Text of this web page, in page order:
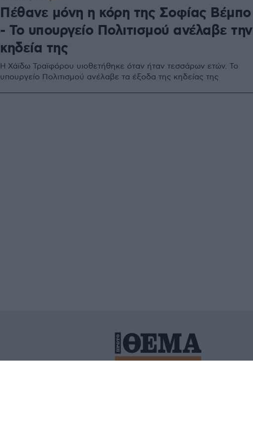
Πέθανε μόνη η κόρη της Σοφίας Βέμπο
- Το υπουργείο Πολιτισμού ανέλαβε την
κηδεία της
Η Χάϊδω Τραϊφόρου υιοθετήθηκε όταν ήταν τεσσάρων ετών. Το
υπουργείο Πολιτισμού ανέλαβε τα έξοδα της κηδείας της